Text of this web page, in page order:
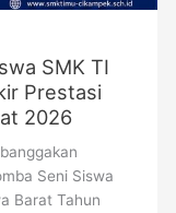
SMK TI
Prestasi
2026
Seni Siswa
Barat Tahun